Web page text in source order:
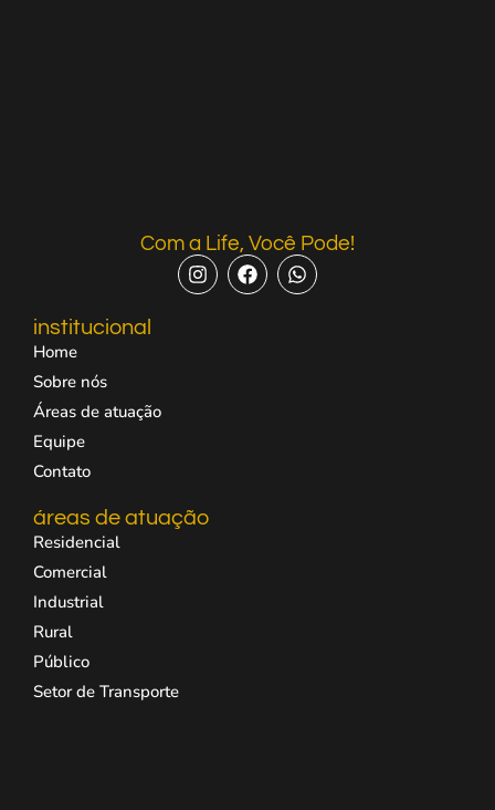
Com a Life, Você Pode!
institucional
Home
Sobre nós
Áreas de atuação
Equipe
Contato
áreas de atuação
Residencial
Comercial
Industrial
Rural
Público
Setor de Transporte